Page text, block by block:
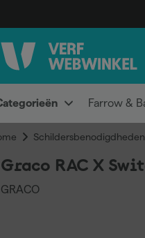
Farrow &
Schildersbenodigdheden
Graco RAC X
GRACO